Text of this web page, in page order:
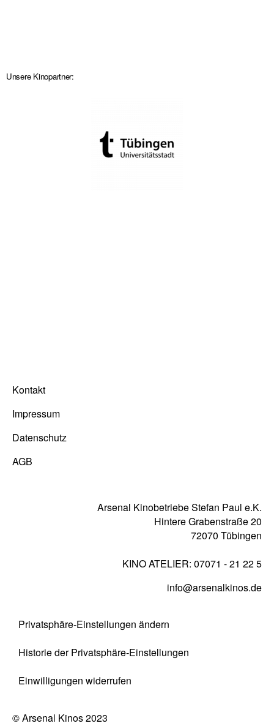
Unsere Kinopartner:
Kontakt
Impressum
Datenschutz
AGB
Arsenal Kinobetriebe Stefan Paul e.K.
Hintere Grabenstraße 20
72070 Tübingen
KINO ATELIER: 07071 - 21 22 5
info@arsenalkinos.de
Privatsphäre‐Einstellungen ändern
His­to­rie der Privatsphäre‐Einstellungen
Ein­wil­li­gun­gen widerrufen
© Arsenal Kinos 2023